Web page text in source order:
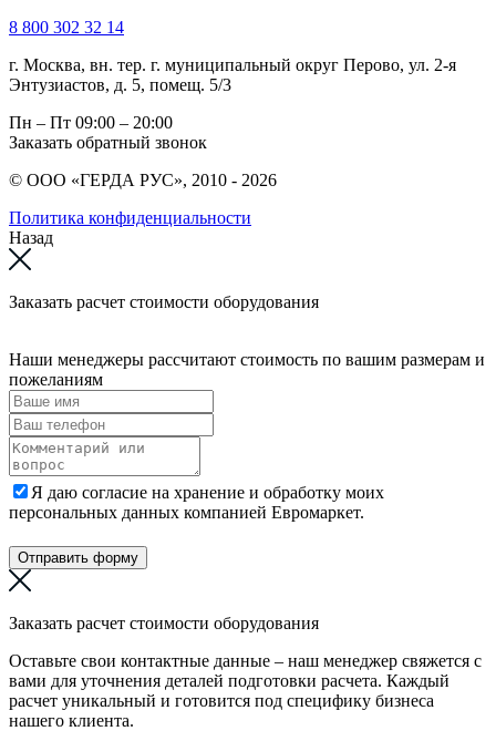
8 800 302 32 14
г. Москва, вн. тер. г. муниципальный округ Перово, ул. 2-я
Энтузиастов, д. 5, помещ. 5/3
Пн – Пт 09:00 – 20:00
Заказать обратный звонок
© ООО «ГЕРДА РУС», 2010 - 2026
Политика конфиденциальности
Назад
Заказать расчет стоимости оборудования
Наши менеджеры рассчитают стоимость по вашим размерам и
пожеланиям
Я даю согласие на хранение и обработку моих
персональных данных компанией Евромаркет.
Отправить форму
Заказать расчет стоимости оборудования
Оставьте свои контактные данные – наш менеджер свяжется с
вами для уточнения деталей подготовки расчета. Каждый
расчет уникальный и готовится под специфику бизнеса
нашего клиента.